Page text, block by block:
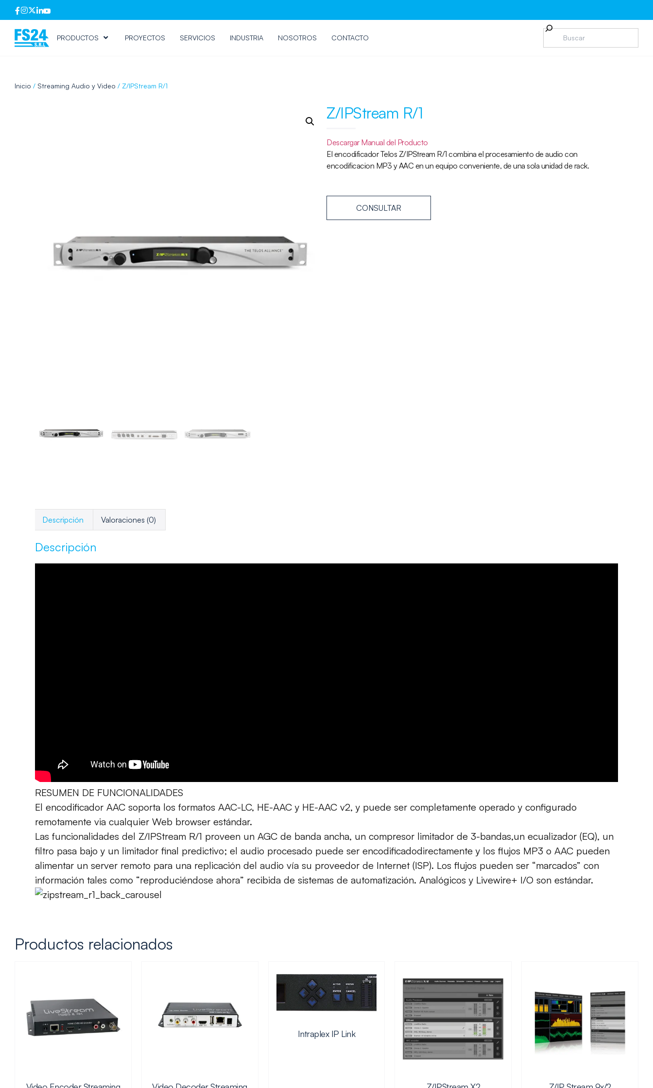
PRODUCTOS PROYECTOS SERVICIOS INDUSTRIA NOSOTROS CONTACTO
Inicio / Streaming Audio y Video / Z/IPStream R/1
Z/IPStream R/1
Descargar Manual del Producto
El encodificador Telos Z/IPStream R/1 combina el procesamiento de audio con
encodificacion MP3 y AAC en un equipo conveniente, de una sola unidad de rack.
CONSULTAR
Descripción Valoraciones (0)
Descripción
RESUMEN DE FUNCIONALIDADES
El encodificador AAC soporta los formatos AAC-LC, HE-AAC y HE-AAC v2, y puede ser completamente operado y configurado
remotamente via cualquier Web browser estándar.
Las funcionalidades del Z/IPStream R/1 proveen un AGC de banda ancha, un compresor limitador de 3-bandas,un ecualizador (EQ), un
filtro pasa bajo y un limitador final predictivo; el audio procesado puede ser encodificadodirectamente y los flujos MP3 o AAC pueden
alimentar un server remoto para una replicación del audio vía su proveedor de Internet (ISP). Los flujos pueden ser “marcados” con
información tales como “reproduciéndose ahora” recibida de sistemas de automatización. Analógicos y Livewire+ I/O son estándar.
Productos relacionados
Intraplex IP Link